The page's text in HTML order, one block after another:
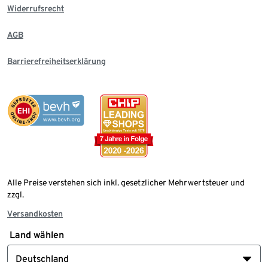
Widerrufsrecht
AGB
Barrierefreiheitserklärung
Alle Preise verstehen sich inkl. gesetzlicher Mehrwertsteuer und
zzgl.
Versandkosten
Land wählen
Deutschland